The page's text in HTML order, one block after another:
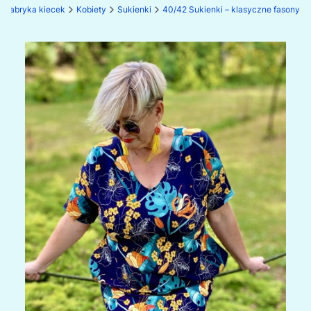
Fabryka kiecek Kobiety Sukienki 40/42 Sukienki – klasyczne fasony